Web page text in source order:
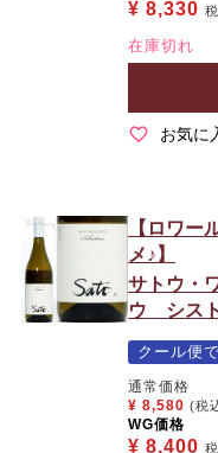
¥ 8,330
在庫切れ
お気に
【ロワー
メ♪】
サトウ・
ウ シス
クール便
通常価格
¥ 8,580 (税
WG価格
¥ 8,400